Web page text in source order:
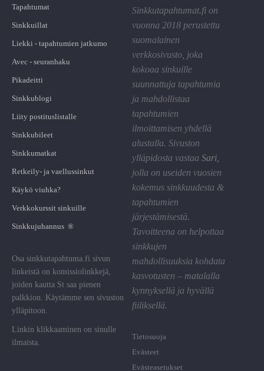
Tapahtumat
Sinkkuillat
Liekki - tapahtumien jatkumo
Avec - seuranhaku
Pikadeitti
Sinkkublogi
Liity postituslistalle
Sinkkubileet
Sinkkumatkat
Retkeily- ja vaellussinkut
Käykö viuhka?
Verkkokurssit sinkuille
Sinkkujuhannus ®
Osa sinkkutapahtuma.fi sivun
linkeistä on komissiolinkkejä,
joiden kautta St saa pienen
palkkion. Käytämme sen sivuston
ylläpitoon.
Linkin klikkaaminen on sinulle
ilmaista.
Sinkkutapahtumat.fi on
vuonna 2018 perustettu
suomalainen
verkkosivusto, joka
kokoaa sinkuille
suunnattuja tapahtumia
ja mahdollistaa
tapahtumien
ilmoittamisen yhdellä
alustalla. Sivuston
ylläpidosta vastaa Sari
jolla on useiden vuosien
kokemus sinkkuudesta &
tapahtumien
järjestämisestä.
Tavoitteena on helpottaa
sinkkujen
mahdollisuuksia kohdata
kasvotusten – matalalla
kynnyksellä ja hyvällä
fiiliksellä.
Tietosuoja
Evästeet
Evästeasetukset